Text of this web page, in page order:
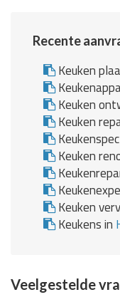
Recente
Keuken
Keuken
Keuken
Keuken
Keuken
Keukens in
Veelgestelde